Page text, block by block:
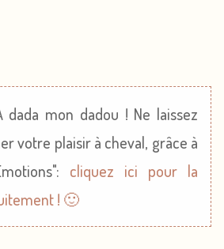
dada mon dadou ! Ne laissez
votre plaisir à cheval, grâce à
cliquez ici pour la
! 🙂